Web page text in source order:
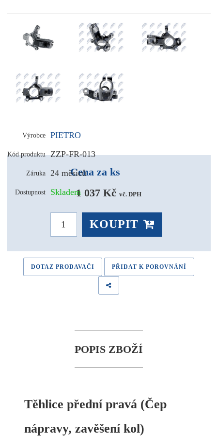
Výrobce PIETRO
Kód produktu ZZP-FR-013
Záruka 24 měsíců
Dostupnost Skladem
Cena za ks
1 037 Kč vč. DPH
KOUPIT
DOTAZ PRODAVAČI PŘIDAT K POROVNÁNÍ
POPIS ZBOŽÍ
Těhlice přední pravá (Čep
nápravy, zavěšení kol)